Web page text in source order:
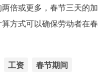
倍或更多，春节三天的加
方式可以确保劳动者在春
工资 春节期间